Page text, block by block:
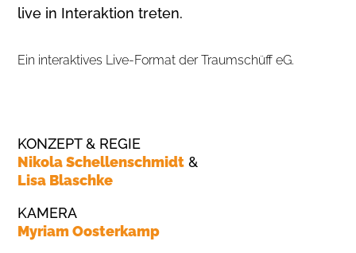
live in Interaktion treten.
Ein interaktives Live-Format der Traumschüff eG.
KONZEPT & REGIE
Nikola Schellenschmidt &
Lisa Blaschke
KAMERA
Myriam Oosterkamp